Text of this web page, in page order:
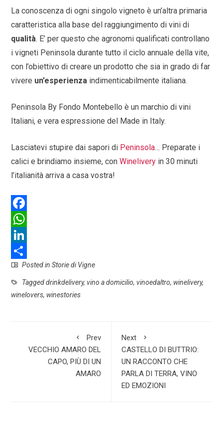
La conoscenza di ogni singolo vigneto è un’altra primaria
caratteristica alla base del raggiungimento di vini di
qualità. E’ per questo che agronomi qualificati controllano
i vigneti Peninsola durante tutto il ciclo annuale della vite,
con l’obiettivo di creare un prodotto che sia in grado di far
vivere un’esperienza indimenticabilmente italiana.
Peninsola By Fondo Montebello è un marchio di vini
Italiani, e vera espressione del Made in Italy.
Lasciatevi stupire dai sapori di Peninsola… Preparate i
calici e brindiamo insieme, conWinelivery in 30 minuti
l’italianità arriva a casa vostra!
F
a
c
e
b
o
W
h
a
t
s
L
i
n
k
S
h
a
Posted inStorie di Vigne
Taggeddrinkdelivery,vino a domicilio,vinoedaltro, winelivery,
winelovers, winestories
Prev
VECCHIO AMARO DEL
CAPO, PIÙ DI UN
AMARO
Next
CASTELLO DI BUTTRIO:
UN RACCONTO CHE
PARLA DI TERRA, VINO
ED EMOZIONI